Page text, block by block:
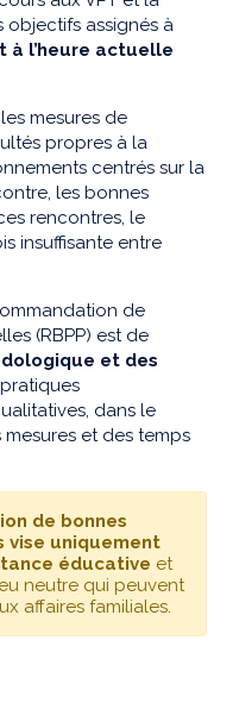
objectifs assignés à
à l’heure actuelle
mesures de
propres à la
centrés sur la
les bonnes
rencontres, le
insuffisante entre
de
(RBPP) est de
et des
dans le
et des temps
de bonnes
vise uniquement
éducative et
neutre qui peuvent
affaires familiales.